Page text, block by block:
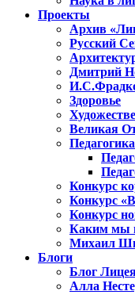
Проекты
Архив
Русский
Дмитрий
Здоровье
Великая
Конкурс
Конкурс
Конкурс
Каким мы
Михаил
Блоги
Блог
Алла